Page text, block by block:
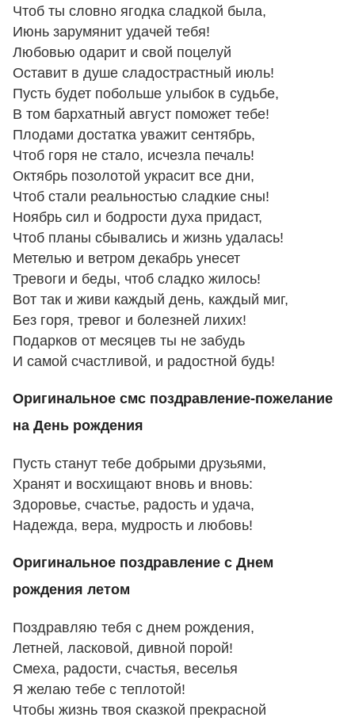
Чтоб ты словно ягодка сладкой была,
Июнь зарумянит удачей тебя!
Любовью одарит и свой поцелуй
Оставит в душе сладострастный июль!
Пусть будет побольше улыбок в судьбе,
В том бархатный август поможет тебе!
Плодами достатка уважит сентябрь,
Чтоб горя не стало, исчезла печаль!
Октябрь позолотой украсит все дни,
Чтоб стали реальностью сладкие сны!
Ноябрь сил и бодрости духа придаст,
Чтоб планы сбывались и жизнь удалась!
Метелью и ветром декабрь унесет
Тревоги и беды, чтоб сладко жилось!
Вот так и живи каждый день, каждый миг,
Без горя, тревог и болезней лихих!
Подарков от месяцев ты не забудь
И самой счастливой, и радостной будь!
Оригинальное смс поздравление-пожелание
на День рождения
Пусть станут тебе добрыми друзьями,
Хранят и восхищают вновь и вновь:
Здоровье, счастье, радость и удача,
Надежда, вера, мудрость и любовь!
Оригинальное поздравление с Днем
рождения летом
Поздравляю тебя с днем рождения,
Летней, ласковой, дивной порой!
Смеха, радости, счастья, веселья
Я желаю тебе с теплотой!
Чтобы жизнь твоя сказкой прекрасной